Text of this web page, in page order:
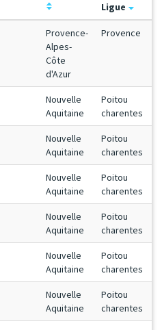
Ligue
Provence-
Alpes-
Côte
d'Azur
Provence
Nouvelle
Aquitaine
Poitou
charentes
Nouvelle
Aquitaine
Poitou
charentes
Nouvelle
Aquitaine
Poitou
charentes
Nouvelle
Aquitaine
Poitou
charentes
Nouvelle
Aquitaine
Poitou
charentes
Nouvelle
Aquitaine
Poitou
charentes